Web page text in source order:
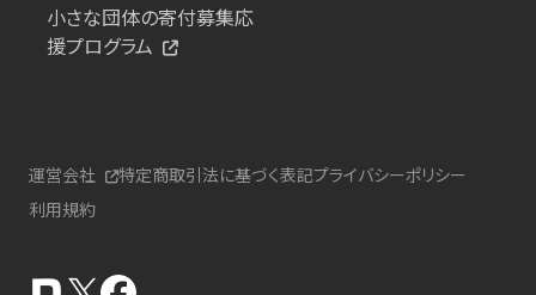
小さな団体の寄付募集応
援プログラム
運営会社 特定商取引法に基づく表記プライバシーポリシー
利用規約